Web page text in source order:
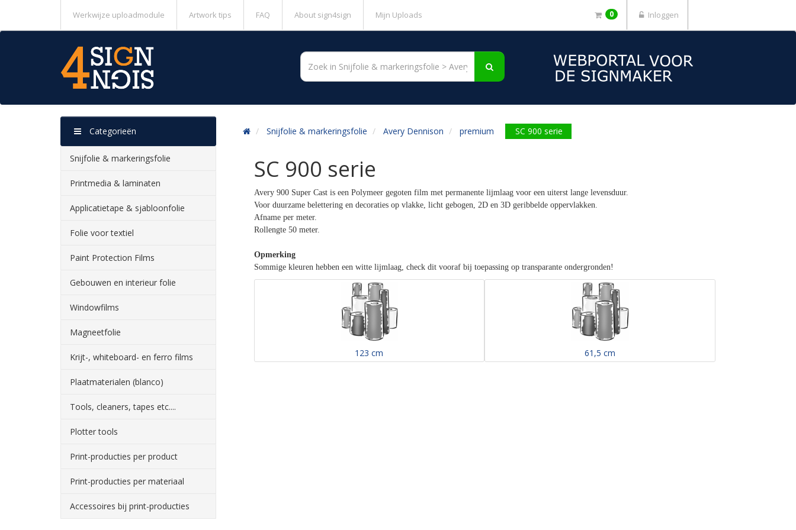
Werkwijze uploadmodule Artwork tips FAQ About sign4sign Mijn Uploads 0 Inloggen
Snijfolie & markeringsfolie Avery Dennison premium SC 900 serie
Categorieën
Snijfolie & markeringsfolie
Printmedia & laminaten
Applicatietape & sjabloonfolie
Folie voor textiel
Paint Protection Films
Gebouwen en interieur folie
Windowfilms
Magneetfolie
Krijt-, whiteboard- en ferro films
Plaatmaterialen (blanco)
Tools, cleaners, tapes etc....
Plotter tools
Print-producties per product
Print-producties per materiaal
Accessoires bij print-producties
SC 900 serie
Avery 900 Super Cast is een Polymeer gegoten film met permanente lijmlaag voor een uiterst lange levensduur.
Voor duurzame belettering en decoraties op vlakke, licht gebogen, 2D en 3D geribbelde oppervlakken.
Afname per meter.
Rollengte 50 meter.
Opmerking
Sommige kleuren hebben een witte lijmlaag, check dit vooraf bij toepassing op transparante ondergronden!
123 cm 61,5 cm